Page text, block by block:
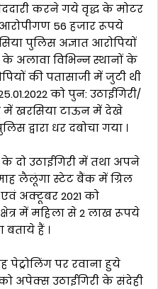
करने गये वृद्ध के मोटर
56 हजार रूपये
पुलिस अज्ञात आरोपियों
अलावा विभिन्न स्थानों के
की पतासाजी में जुटी थी
को पुन: उठाईगिरी/
खरसिया टाऊन में देखे
द्वारा धर दबोचा गया ।
दो उठाईगिरी में तथा अपने
लैलूंगा स्टेट बैंक में ग्रिल
अक्टूबर 2021 को
में महिला से 2 लाख रूपये
हैं ।
पर रवाना हुये
अपेक्स उठाईगिरी के संदेही